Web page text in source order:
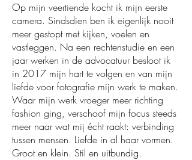
Op mijn veertiende kocht ik mijn eerste
camera. Sindsdien ben ik eigenlijk nooit
meer gestopt met kijken, voelen en
vastleggen. Na een rechtenstudie en een
jaar werken in de advocatuur besloot ik
in 2017 mijn hart te volgen en van mijn
liefde voor fotografie mijn werk te maken.
Waar mijn werk vroeger meer richting
fashion ging, verschoof mijn focus steeds
meer naar wat mij écht raakt: verbinding
tussen mensen. Liefde in al haar vormen.
Groot en klein. Stil en uitbundig.